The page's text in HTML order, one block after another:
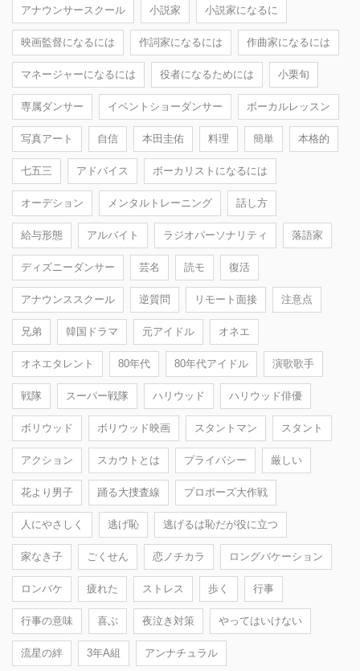
アナウンサースクール 小説家 小説家になるに
映画監督になるには 作詞家になるには 作曲家になるには
マネージャーになるには 役者になるためには 小栗旬
専属ダンサー イベントショーダンサー ボーカルレッスン
写真アート 自信 本田圭佑 料理 簡単 本格的
七五三 アドバイス ボーカリストになるには
オーデション メンタルトレーニング 話し方
給与形態 アルバイト ラジオパーソナリティ 落語家
ディズニーダンサー 芸名 読モ 復活
アナウンススクール 逆質問 リモート面接 注意点
兄弟 韓国ドラマ 元アイドル オネエ
オネエタレント 80年代 80年代アイドル 演歌歌手
戦隊 スーパー戦隊 ハリウッド ハリウッド俳優
ボリウッド ボリウッド映画 スタントマン スタント
アクション スカウトとは プライバシー 厳しい
花より男子 踊る大捜査線 プロポーズ大作戦
人にやさしく 逃げ恥 逃げるは恥だが役に立つ
家なき子 ごくせん 恋ノチカラ ロングバケーション
ロンバケ 疲れた ストレス 歩く 行事
行事の意味 喜ぶ 夜泣き対策 やってはいけない
流星の絆 3年A組 アンナチュラル